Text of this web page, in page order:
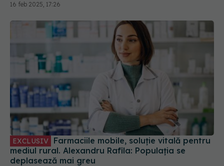
16 feb 2025, 17:26
EXCLUSIV
mediul rural. Alexandru Rafila: Populația se
deplasează mai greu